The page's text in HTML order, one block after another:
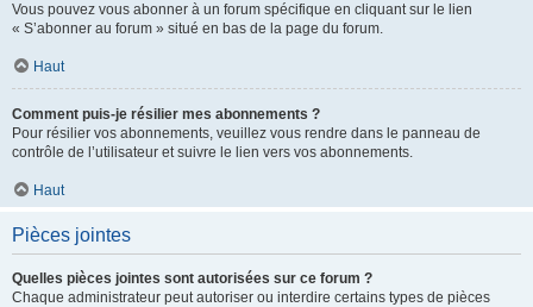
Vous pouvez vous abonner à un forum spécifique en cliquant sur le lien
« S’abonner au forum » situé en bas de la page du forum.
Haut
Comment puis-je résilier mes abonnements ?
Pour résilier vos abonnements, veuillez vous rendre dans le panneau de
contrôle de l’utilisateur et suivre le lien vers vos abonnements.
Haut
Pièces jointes
Quelles pièces jointes sont autorisées sur ce forum ?
Chaque administrateur peut autoriser ou interdire certains types de pièces